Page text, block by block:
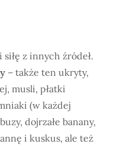
z innych źródeł.
– także ten ukryty,
musli, płatki
(w każdej
dojrzałe banany,
i kuskus, ale też